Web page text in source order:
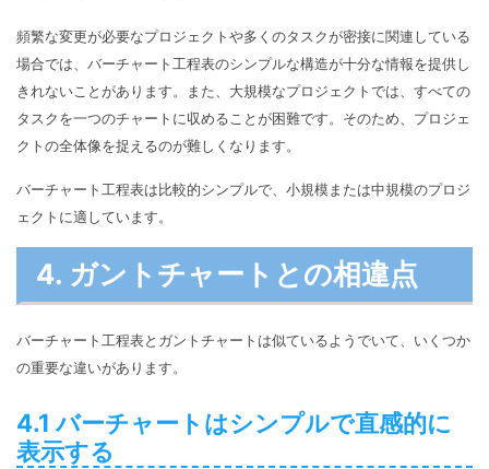
頻繁な変更が必要なプロジェクトや多くのタスクが密接に関連している
場合では、バーチャート工程表のシンプルな構造が十分な情報を提供し
きれないことがあります。また、大規模なプロジェクトでは、すべての
タスクを一つのチャートに収めることが困難です。そのため、プロジェ
クトの全体像を捉えるのが難しくなります。
バーチャート工程表は比較的シンプルで、小規模または中規模のプロジ
ェクトに適しています。
4. ガントチャートとの相違点
バーチャート工程表とガントチャートは似ているようでいて、いくつか
の重要な違いがあります。
4.1 バーチャートはシンプルで直感的に
表示する